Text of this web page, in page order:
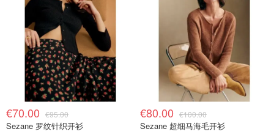
€70.00 €95.00
Sezane 罗纹针织开衫
€80.00 €100.00
Sezane 超细马海毛开衫